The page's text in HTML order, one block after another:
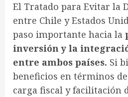
El Tratado para Evitar la
entre Chile y Estados
paso importante hacia la
inversión y la
entre ambos países. Si
beneficios en términos
carga fiscal y facilitación